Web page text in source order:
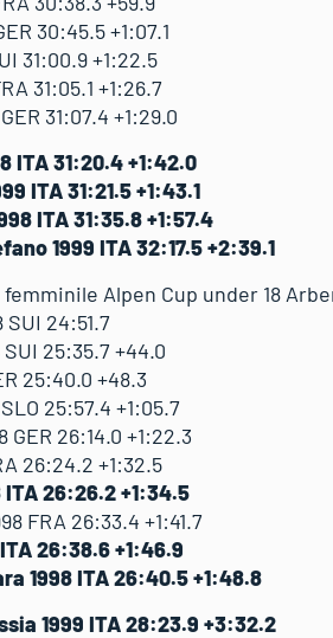
30:45.5 +1:07.1
31:00.9 +1:22.5
31:05.1 +1:26.7
31:07.4 +1:29.0
ITA 31:20.4 +1:42.0
ITA 31:21.5 +1:43.1
ITA 31:35.8 +1:57.4
1999 ITA 32:17.5 +2:39.1
femminile Alpen Cup under 18
SUI 24:51.7
25:35.7 +44.0
25:40.0 +48.3
25:57.4 +1:05.7
GER 26:14.0 +1:22.3
26:24.2 +1:32.5
ITA 26:26.2 +1:34.5
FRA 26:33.4 +1:41.7
26:38.6 +1:46.9
1998 ITA 26:40.5 +1:48.8
1999 ITA 28:23.9 +3:32.2